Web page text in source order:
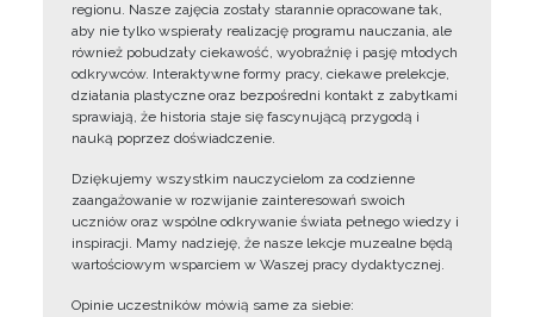
regionu. Nasze zajęcia zostały starannie opracowane tak,
aby nie tylko wspierały realizację programu nauczania, ale
również pobudzały ciekawość, wyobraźnię i pasję młodych
odkrywców. Interaktywne formy pracy, ciekawe prelekcje,
działania plastyczne oraz bezpośredni kontakt z zabytkami
sprawiają, że historia staje się fascynującą przygodą i
nauką poprzez doświadczenie.
Dziękujemy wszystkim nauczycielom za codzienne
zaangażowanie w rozwijanie zainteresowań swoich
uczniów oraz wspólne odkrywanie świata pełnego wiedzy i
inspiracji. Mamy nadzieję, że nasze lekcje muzealne będą
wartościowym wsparciem w Waszej pracy dydaktycznej.
Opinie uczestników mówią same za siebie: